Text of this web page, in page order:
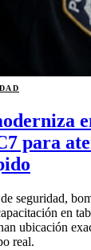
para
seguridad,
en
ubicación
real.